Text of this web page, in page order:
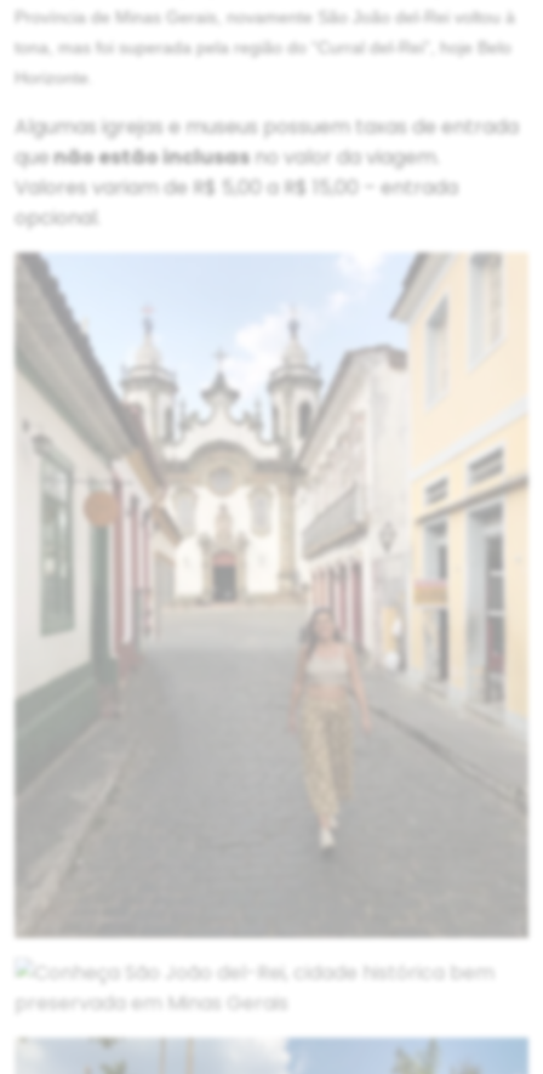
Província de Minas Gerais, novamente São João del-Rei voltou à
tona, mas foi superada pela região do “Curral del-Rei”, hoje Belo
Horizonte.
Algumas igrejas e museus possuem taxas de entrada
quenão estão inclusasno valor da viagem.
Valores variam de R$ 5,00 a R$ 15,00 – entrada
opcional.